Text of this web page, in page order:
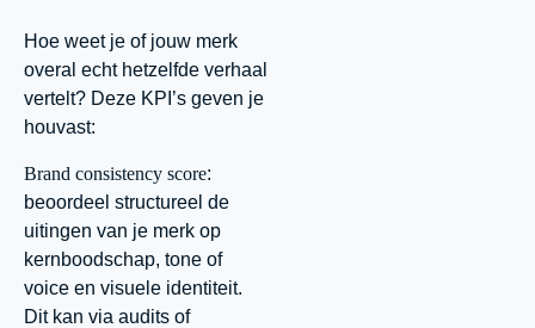
Hoe weet je of jouw merk
overal echt hetzelfde verhaal
vertelt? Deze KPI’s geven je
houvast:
Brand consistency score:
beoordeel structureel de
uitingen van je merk op
kernboodschap, tone of
voice en visuele identiteit.
Dit kan via audits of